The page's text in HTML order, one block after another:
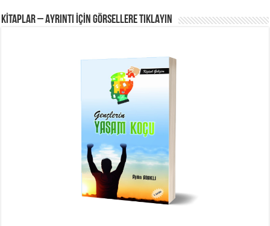
KİTAPLAR – AYRINTI İÇİN GÖRSELLERE TIKLAYIN